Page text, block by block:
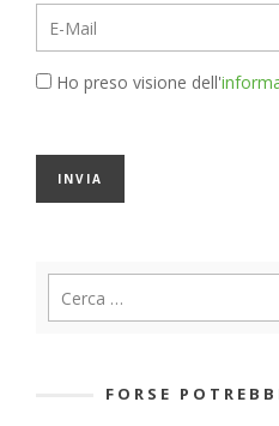
Ho preso visione dell'
FORSE